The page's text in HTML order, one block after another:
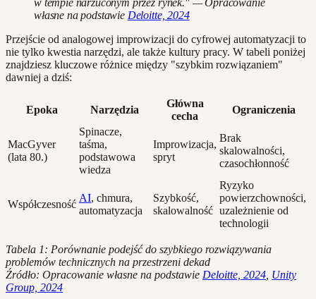
w tempie narzuconym przez rynek." — Opracowanie
własne na podstawie Deloitte, 2024
Przejście od analogowej improwizacji do cyfrowej automatyzacji to
nie tylko kwestia narzędzi, ale także kultury pracy. W tabeli poniżej
znajdziesz kluczowe różnice między "szybkim rozwiązaniem"
dawniej a dziś:
Epoka Narzędzia
Główna
cecha
Ograniczenia
MacGyver
(lata 80.)
Spinacze,
taśma,
podstawowa
wiedza
Improwizacja,
spryt
Brak
skalowalności,
czasochłonność
Współczesność
AI, chmura,
automatyzacja
Szybkość,
skalowalność
Ryzyko
powierzchowności,
uzależnienie od
technologii
Tabela 1: Porównanie podejść do szybkiego rozwiązywania
problemów technicznych na przestrzeni dekad
Źródło: Opracowanie własne na podstawie Deloitte, 2024 Unity
Group, 2024